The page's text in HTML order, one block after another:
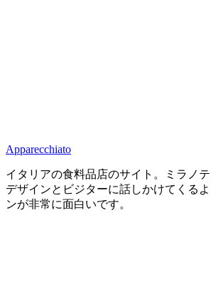
Apparecchiato
イタリアの食料品店のサイト。ミラノ
デザインとビジターに話しかけてくる
ンが非常に面白いです。